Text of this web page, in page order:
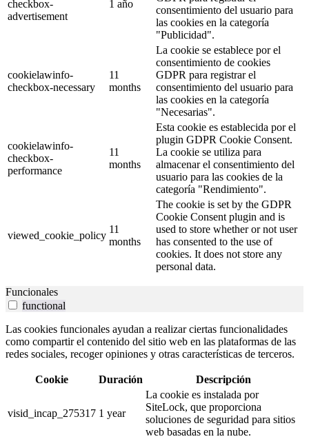
checkbox-
advertisement
1 año
consentimiento del usuario para
las cookies en la categoría
"Publicidad".
cookielawinfo-
checkbox-necessary
11
months
La cookie se establece por el
consentimiento de cookies
GDPR para registrar el
consentimiento del usuario para
las cookies en la categoría
"Necesarias".
cookielawinfo-
checkbox-
performance
11
months
Esta cookie es establecida por el
plugin GDPR Cookie Consent.
La cookie se utiliza para
almacenar el consentimiento del
usuario para las cookies de la
categoría "Rendimiento".
viewed_cookie_policy
11
months
The cookie is set by the GDPR
Cookie Consent plugin and is
used to store whether or not user
has consented to the use of
cookies. It does not store any
personal data.
Funcionales
functional
Las cookies funcionales ayudan a realizar ciertas funcionalidades
como compartir el contenido del sitio web en las plataformas de las
redes sociales, recoger opiniones y otras características de terceros.
Cookie Duración Descripción
visid_incap_275317 1 year
La cookie es instalada por
SiteLock, que proporciona
soluciones de seguridad para sitios
web basadas en la nube.